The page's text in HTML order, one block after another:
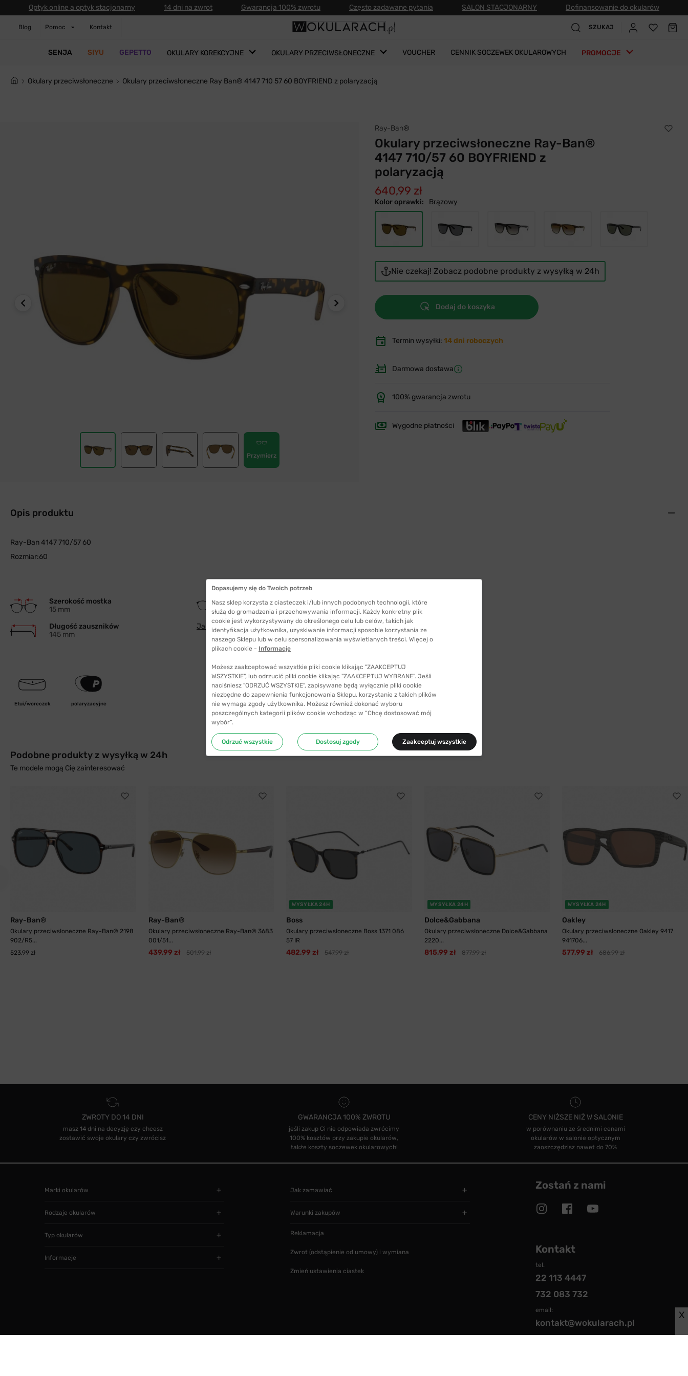
Optyk online a optyk stacjonarny 14 dni na zwrot Gwarancja 100% zwrotu Często zadawane pytania SALON STACJONARNY Dofinansowanie do okularów
Blog Pomoc Kontakt SZUKAJ
SENJA SIYU GEPETTO OKULARY KOREKCYJNE OKULARY PRZECIWSŁONECZNE VOUCHER CENNIK SOCZEWEK OKULAROWYCH PROMOCJE
Okulary przeciwsłoneczne Okulary przeciwsłoneczne Ray Ban® 4147 710 57 60 BOYFRIEND z polaryzacją
Przymierz
Ray-Ban®
Okulary przeciwsłoneczne Ray-Ban®
4147 710/57 60 BOYFRIEND z
polaryzacją
640,99 zł
Kolor oprawki: Brązowy
Nie czekaj! Zobacz podobne produkty z wysyłką w 24h
Dodaj do koszyka
Termin wysyłki: 14 dni roboczych
Darmowa dostawa
100% gwarancja zwrotu
Wygodne płatności
Opis produktu
Ray-Ban 4147 710/57 60
Rozmiar:60
Szerokość mostka
15 mm
Szerokość szkła
60 mm
Długość zauszników
145 mm
Jak wybrać odpowiedni rozmiar
Etui/woreczek polaryzacyjne
Podobne produkty z wysyłką w 24h
Te modele mogą Cię zainteresować
Ray-Ban®
Okulary przeciwsłoneczne Ray-Ban® 2198
902/R5...
523,99 zł
Ray-Ban®
Okulary przeciwsłoneczne Ray-Ban® 3683
001/51...
439,99 zł 501,99 zł
WYSYŁKA 24H
Boss
Okulary przeciwsłoneczne Boss 1371 086
57 IR
482,99 zł 547,99 zł
WYSYŁKA 24H
Dolce&Gabbana
Okulary przeciwsłoneczne Dolce&Gabbana
2220...
815,99 zł 877,99 zł
WYSYŁKA 24H
Oakley
Okulary przeciwsłoneczne Oakley 9417
941706...
577,99 zł 686,99 zł
ZWROTY DO 14 DNI
masz 14 dni na decyzję czy chcesz
zostawić swoje okulary czy zwrócisz
GWARANCJA 100% ZWROTU
jeśli zakup Ci nie odpowiada zwrócimy
100% kosztów przy zakupie okularów,
także koszty soczewek okularowych!
CENY NIŻSZE NIŻ W SALONIE
w porównaniu ze średnimi cenami
okularów w salonie optycznym
zaoszczędzisz nawet do 70%
Zostań z nami
Kontakt
tel.
22 113 4447
732 083 732
email:
kontakt@wokularach.pl
Marki okularów
Rodzaje okularów
Typ okularów
Informacje
Jak zamawiać
Warunki zakupów
Reklamacja
Zwrot (odstąpienie od umowy) i wymiana
Zmień ustawienia ciastek
Dopasujemy się do Twoich potrzeb
Nasz sklep korzysta z ciasteczek i/lub innych podobnych technologii, które
służą do gromadzenia i przechowywania informacji. Każdy konkretny plik
cookie jest wykorzystywany do określonego celu lub celów, takich jak
identyfikacja użytkownika, uzyskiwanie informacji sposobie korzystania ze
naszego Sklepu lub w celu spersonalizowania wyświetlanych treści. Więcej o
plikach cookie - Informacje
Możesz zaakceptować wszystkie pliki cookie klikając "ZAAKCEPTUJ
WSZYSTKIE", lub odrzucić pliki cookie klikając "ZAAKCEPTUJ WYBRANE". Jeśli
naciśniesz "ODRZUĆ WSZYSTKIE", zapisywane będą wyłącznie pliki cookie
niezbędne do zapewnienia funkcjonowania Sklepu, korzystanie z takich plików
nie wymaga zgody użytkownika. Możesz również dokonać wyboru
poszczególnych kategorii plików cookie wchodząc w “Chcę dostosować mój
wybór”.
Odrzuć wszystkie Dostosuj zgody Zaakceptuj wszystkie
X